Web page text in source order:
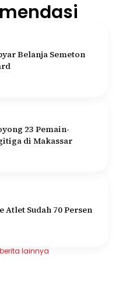
Belanja Semeton
23 Pemain-
di Makassar
Atlet Sudah 70 Persen
lainnya